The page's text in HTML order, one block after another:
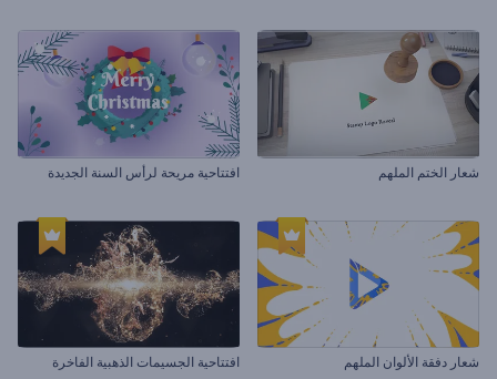
شعار الختم الملهم افتتاحية مريحة لرأس السنة الجديدة
شعار دفقة الألوان الملهم افتتاحية الجسيمات الذهبية الفاخرة